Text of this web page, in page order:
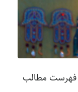
فهرست مطالب